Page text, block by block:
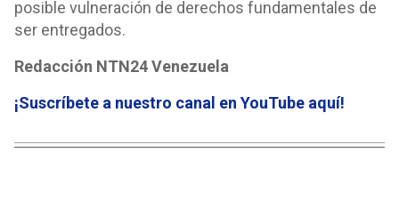
posible vulneración de derechos fundamentales de
ser entregados.
Redacción NTN24 Venezuela
¡Suscríbete a nuestro canal en YouTube aquí!